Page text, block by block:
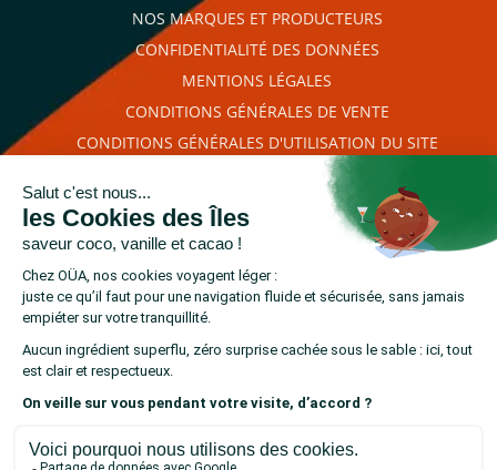
NOS MARQUES ET PRODUCTEURS
CONFIDENTIALITÉ DES DONNÉES
MENTIONS LÉGALES
CONDITIONS GÉNÉRALES DE VENTE
CONDITIONS GÉNÉRALES D'UTILISATION DU SITE
RETROUVEZ-NOUS SUR
Marchand approuvé par la Société des Avis Garantis,